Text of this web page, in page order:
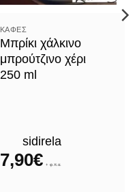
ΚΑΦΈΣ
Μπρίκι χάλκινο
μπρούτζινο χέρι
250 ml
sidirela
7,90€ + φ.π.α.